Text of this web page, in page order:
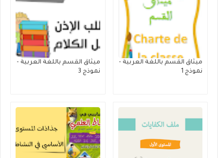
ميثاق القسم باللغة العربية -
نموذج 1
ميثاق القسم باللغة العربية -
نموذج 3